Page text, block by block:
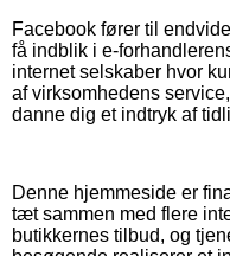
Facebook fører til
få indblik i e-
internet selskaber hvor
af virksomhedens
danne dig et indtryk af
Denne hjemmeside er
tæt sammen med flere
butikkernes tilbud, og